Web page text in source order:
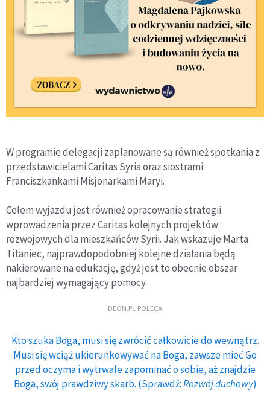
W programie delegacji zaplanowane są również spotkania z
przedstawicielami Caritas Syria oraz siostrami
Franciszkankami Misjonarkami Maryi.
Celem wyjazdu jest również opracowanie strategii
wprowadzenia przez Caritas kolejnych projektów
rozwojowych dla mieszkańców Syrii. Jak wskazuje Marta
Titaniec, najprawdopodobniej kolejne działania będą
nakierowane na edukację, gdyż jest to obecnie obszar
najbardziej wymagający pomocy.
DEON.PL POLECA
Kto szuka Boga, musi się zwrócić całkowicie do wewnątrz.
Musi się wciąż ukierunkowywać na Boga, zawsze mieć Go
przed oczyma i wytrwale zapominać o sobie, aż znajdzie
Boga, swój prawdziwy skarb. (Sprawdź:Rozwój duchowy)